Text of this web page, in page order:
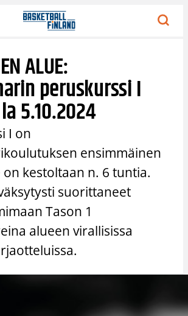
ALUE:
peruskurssi I
5.10.2024
I on
ensimmäinen
on kestoltaan n. 6 tuntia.
suorittaneet
Tason 1
alueen virallisissa